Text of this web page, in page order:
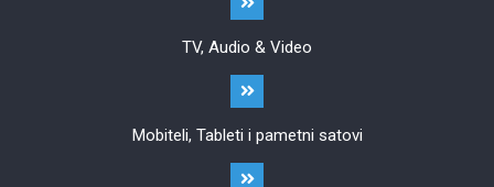
TV, Audio & Video
Mobiteli, Tableti i pametni satovi